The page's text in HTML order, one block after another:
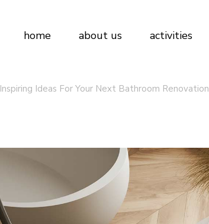
home about us activities
Inspiring Ideas For Your Next Bathroom Renovation